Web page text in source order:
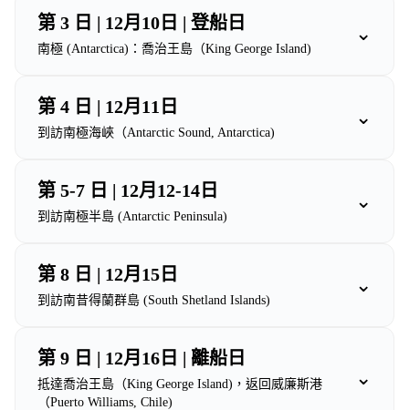
第 3 日 | 12月10日 | 登船日
南極 (Antarctica)：喬治王島（King George Island)
⌄
第 4 日 | 12月11日
到訪南極海峽（Antarctic Sound, Antarctica)
⌄
第 5-7 日 | 12月12-14日
到訪南極半島 (Antarctic Peninsula)
⌄
第 8 日 | 12月15日
到訪南昔得蘭群島 (South Shetland Islands)
⌄
第 9 日 | 12月16日 | 離船日
抵達喬治王島（King George Island)，返回威廉斯港
（Puerto Williams, Chile)
⌄